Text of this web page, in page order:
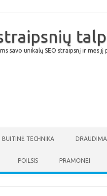
savo unikalų SEO straipsnį ir mes
BUITINĖ TECHNIKA
POILSIS PRAMONEI